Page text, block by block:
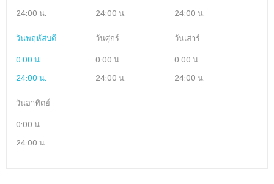
24:00 น.
24:00 น.
24:00 น.
วันพฤหัสบดี
0:00 น.
24:00 น.
วันศุกร์
0:00 น.
24:00 น.
วันเสาร์
0:00 น.
24:00 น.
วันอาทิตย์
0:00 น.
24:00 น.